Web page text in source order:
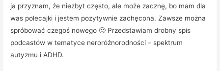
ja przyznam, że niezbyt często, ale może zacznę, bo mam dla
was polecajki i jestem pozytywnie zachęcona. Zawsze można
spróbować czegoś nowego 🙂 Przedstawiam drobny spis
podcastów w tematyce neroróżnorodności – spektrum
autyzmu i ADHD.